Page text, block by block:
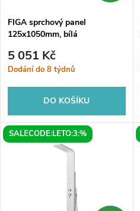
p
r
o
d
u
s
p
r
d
FIGA sprchový panel
125x1050mm, bílá
5 051 Kč
Dodání do 8 týdnů
DO KOŠÍKU
SALECODE:LETO:3:%